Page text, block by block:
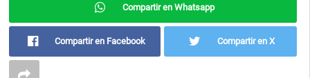
Compartir en Whatsapp
Compartir en Facebook Compartir en X